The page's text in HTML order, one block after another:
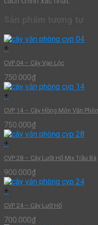
+
CVP 04 – Cây Vạn Lộc
750.000₫
+
CVP 14 – Cây Hồng Môn Văn
750.000₫
+
CVP 28 – Cây Lưỡi Hổ Mix Trầu Bà
900.000₫
+
CVP 24 – Cây Lưỡ Hổ
700.000₫